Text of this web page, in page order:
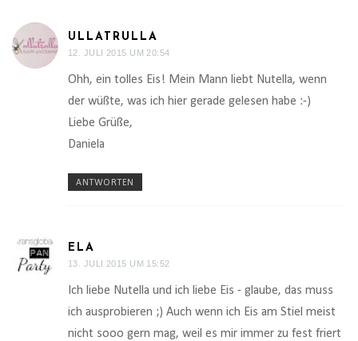
ULLATRULLA
12. JULI 2015 UM 20:54
Ohh, ein tolles Eis! Mein Mann liebt Nutella, wenn
der wüßte, was ich hier gerade gelesen habe :-)
Liebe Grüße,
Daniela
ANTWORTEN
ELA
13. JULI 2015 UM 15:52
Ich liebe Nutella und ich liebe Eis - glaube, das muss
ich ausprobieren ;) Auch wenn ich Eis am Stiel meist
nicht sooo gern mag, weil es mir immer zu fest friert